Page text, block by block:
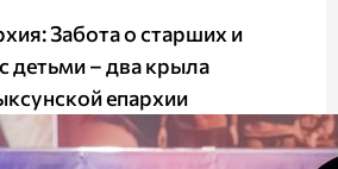
Забота о старших и
детьми – два крыла
епархии